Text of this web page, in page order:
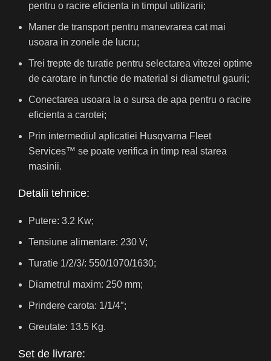
pentru o racire eficienta in timpul utilizarii;
Maner de transport pentru manevrarea cat mai
usoara in zonele de lucru;
Trei trepte de turatie pentru selectarea vitezei optime
de carotare in functie de material si diametrul gaurii;
Conectarea usoara la o sursa de apa pentru o racire
eficienta a carotei;
Prin intermediul aplicatiei Husqvarna Fleet
Services™ se poate verifica in timp real starea
masinii.
Detalii tehnice:
Putere: 3.2 Kw;
Tensiune alimentare: 230 V;
Turatie 1/2/3/: 550/1070/1630;
Diametrul maxim: 250 mm;
Prindere carota: 1/1/4″;
Greutate: 13.5 Kg.
Set de livrare: